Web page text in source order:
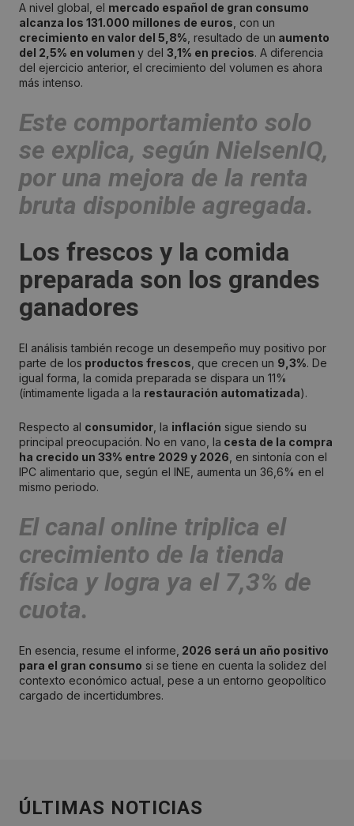
A nivel global, el mercado español de gran consumo
alcanza los 131.000 millones de euros , con un
crecimiento en valor del 5,8% , resultado de un aumento
del 2,5% en volumen y del 3,1% en precios. A diferencia
del ejercicio anterior, el crecimiento del volumen es ahora
más intenso.
Este comportamiento solo
se explica, según NielsenIQ,
por una mejora de la renta
bruta disponible agregada.
Los frescos y la comida
preparada son los grandes
ganadores
El análisis también recoge un desempeño muy positivo por
parte de los productos frescos , que crecen un 9,3%. De
igual forma, la comida preparada se dispara un 11%
(íntimamente ligada a la restauración automatizada).
Respecto al consumidor , la inflación sigue siendo su
principal preocupación. No en vano, la cesta de la compra
ha crecido un 33% entre 2029 y 2026 , en sintonía con el
IPC alimentario que, según el INE, aumenta un 36,6% en el
mismo periodo.
El canal online triplica el
crecimiento de la tienda
física y logra ya el 7,3% de
cuota.
En esencia, resume el informe, 2026 será un año positivo
para el gran consumo si se tiene en cuenta la solidez del
contexto económico actual, pese a un entorno geopolítico
cargado de incertidumbres.
ÚLTIMAS NOTICIAS